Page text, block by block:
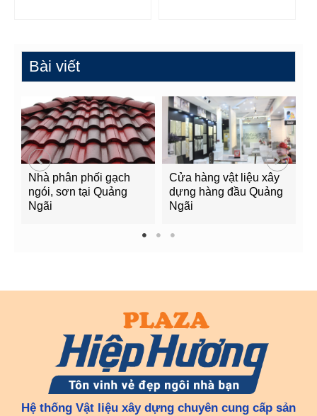
Bài viết
Nhà phân phối gạch
ngói, sơn tại Quảng
Ngãi
Cửa hàng vật liệu xây
dựng hàng đầu Quảng
Ngãi
1 2 3
Hệ thống Vật liệu xây dựng chuyên cung cấp sản